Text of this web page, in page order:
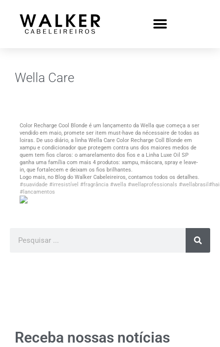
Wella Care
Color Recharge Cool Blonde é um lançamento da Wella que começa a ser
vendido em maio, promete ser item must-have da nécessaire de todas as
loiras. De uso diário, a linha Wella Care Color Recharge Coll Blonde em
xampu e condicionador que protegem contra uns dos maiores medos de
quem tem fios claros: o amarelamento dos fios e a Linha Luxe Oil SP
ganha uma família com mais 4 produtos: xampu, máscara, spray e leave-
in, que fortalecem e deixam os fios brilhantes.
Logo mais, no Blog do Walker Cabeleireiros, contamos todos os detalhes.
#suavidade #irresistível #fragrância #wella #wellaprofessionals #wellabrasil
#lancamentos
Receba nossas notícias